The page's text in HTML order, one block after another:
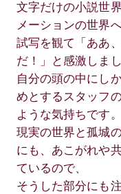
文字だけの小説世
メーションの世界へ
試写を観て「ああ
だ！」と感激しまし
自分の頭の中にし
めとするスタッフ
ような気持ちです。
現実の世界と孤城
にも、あこがれや
ているので、
そうした部分にも